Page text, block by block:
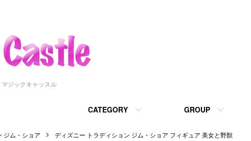
ジックキャッスル
CATEGORY GROUP
ジム・ショア ディズニー トラディション ジム・ショア フィギュア 美女と野獣